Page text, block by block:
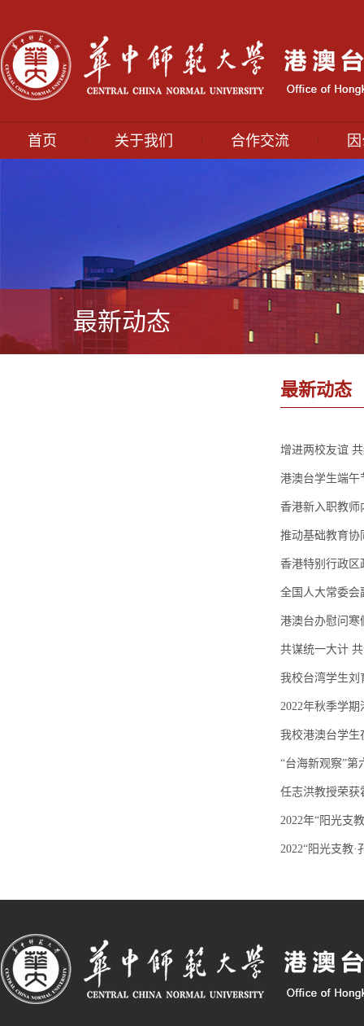
首页 关于我们 合作交流
最新动态
最新动态
增进两校友谊
港澳台学生端午
香港新入职教师
推动基础教育协
香港特别行政区
全国人大常委会
港澳台办慰问寒
共谋统一大计
我校台湾学生刘
2022年秋季学
我校港澳台学生
“台海新观察”第
任志洪教授荣获
2022年“阳光支
2022“阳光支教